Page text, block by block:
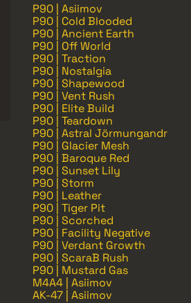
P90 | Asiimov
P90 | Cold Blooded
P90 | Ancient Earth
P90 | Off World
P90 | Traction
P90 | Nostalgia
P90 | Shapewood
P90 | Vent Rush
P90 | Elite Build
P90 | Teardown
P90 | Astral Jörmungandr
P90 | Glacier Mesh
P90 | Baroque Red
P90 | Sunset Lily
P90 | Storm
P90 | Leather
P90 | Tiger Pit
P90 | Scorched
P90 | Facility Negative
P90 | Verdant Growth
P90 | ScaraB Rush
P90 | Mustard Gas
M4A4 | Asiimov
AK-47 | Asiimov